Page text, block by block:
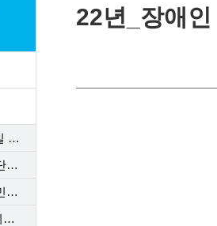
2026 법인고객 모바일 다회선 구비서류
KTOA_스팸 번호 차단 시스템
보이스피싱, 스미싱 민원 응대 Process
법인고객 모바일 다회선 가이드라인 개정
22년_장애